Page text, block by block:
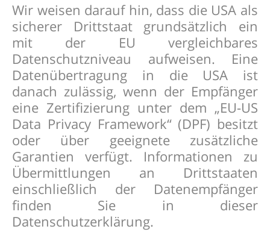
Wir weisen darauf hin, dass die USA als
sicherer Drittstaat grundsätzlich ein
mit der EU vergleichbares
Datenschutzniveau aufweisen. Eine
Datenübertragung in die USA ist
danach zulässig, wenn der Empfänger
eine Zertifizierung unter dem „EU-US
Data Privacy Framework“ (DPF) besitzt
oder über geeignete zusätzliche
Garantien verfügt. Informationen zu
Übermittlungen an Drittstaaten
einschließlich der Datenempfänger
finden Sie in dieser
Datenschutzerklärung.